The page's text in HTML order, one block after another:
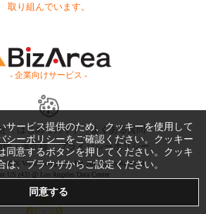
取り組んでいます。
- 企業向けサービス -
はじめてガイド
よくある質問
標・著作権 プライバシーポリシー
2026 Vivid Navigation, Inc. All Rights Reserved.
US (43) @ Los Angeles Data Center
サービス提供のため、クッキーを使用して
シーポリシーをご確認ください。クッキー
同意するボタンを押してください。クッキ
は、ブラウザからご設定ください。